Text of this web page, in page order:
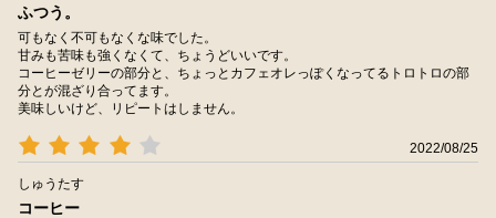
ふつう。
可もなく不可もなくな味でした。
甘みも苦味も強くなくて、ちょうどいいです。
コーヒーゼリーの部分と、ちょっとカフェオレっぽくなってるトロトロの部
分とが混ざり合ってます。
美味しいけど、リピートはしません。
2022/08/25
しゅうたす
コーヒー